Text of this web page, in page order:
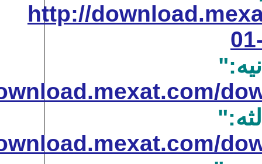
http://
http://
http://